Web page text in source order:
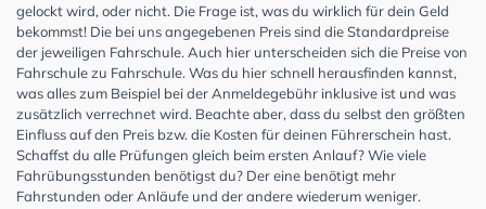
gelockt wird, oder nicht. Die Frage ist, was du wirklich für dein Geld
bekommst! Die bei uns angegebenen Preis sind die Standardpreise
der jeweiligen Fahrschule. Auch hier unterscheiden sich die Preise von
Fahrschule zu Fahrschule. Was du hier schnell herausfinden kannst,
was alles zum Beispiel bei der Anmeldegebühr inklusive ist und was
zusätzlich verrechnet wird. Beachte aber, dass du selbst den größten
Einfluss auf den Preis bzw. die Kosten für deinen Führerschein hast.
Schaffst du alle Prüfungen gleich beim ersten Anlauf? Wie viele
Fahrübungsstunden benötigst du? Der eine benötigt mehr
Fahrstunden oder Anläufe und der andere wiederum weniger.